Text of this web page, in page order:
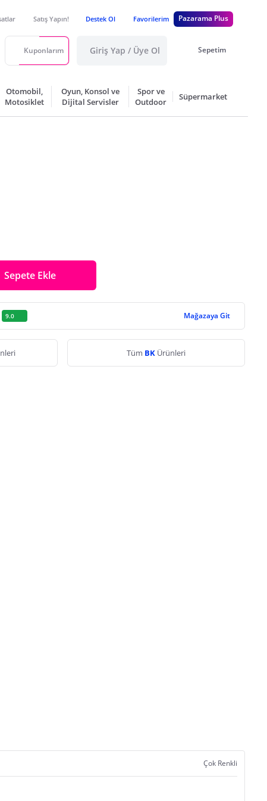
Satış Yapın! Destek Ol Favorilerim Pazarama Plus
Kuponlarım Giriş Yap / Üye Ol Sepetim
Otomobil,
Motosiklet
Oyun, Konsol ve
Dijital Servisler
Spor ve
Outdoor
Süpermarket
Sepete Ekle
9.0 Mağazaya Git
Tüm BK Ürünleri
Çok Renkli